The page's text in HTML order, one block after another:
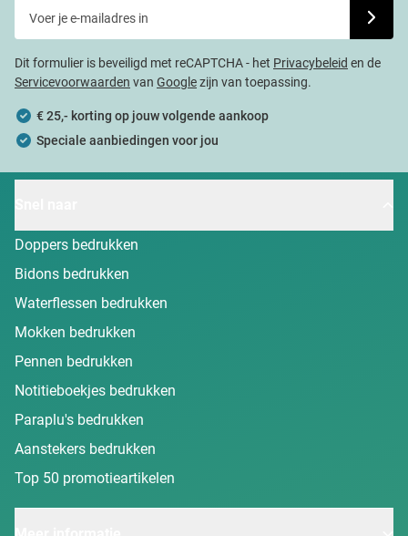
Dit formulier is beveiligd met reCAPTCHA - het Privacybeleid en de
Servicevoorwaarden van Googlezijn van toepassing.
€ 25,- korting op jouw volgende aankoop
Speciale aanbiedingen voor jou
Doppers bedrukken
Bidons bedrukken
Waterflessen bedrukken
Mokken bedrukken
Pennen bedrukken
Notitieboekjes bedrukken
Paraplu's bedrukken
Aanstekers bedrukken
Top 50 promotieartikelen